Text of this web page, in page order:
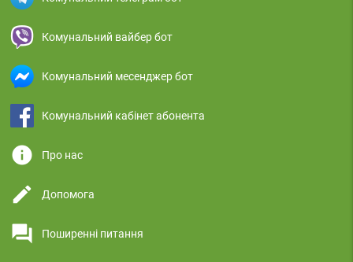
Комунальний вайбер бот
Комунальний месенджер бот
Комунальний кабінет абонента
info Про нас
edit Допомога
question_answer Поширенні питання